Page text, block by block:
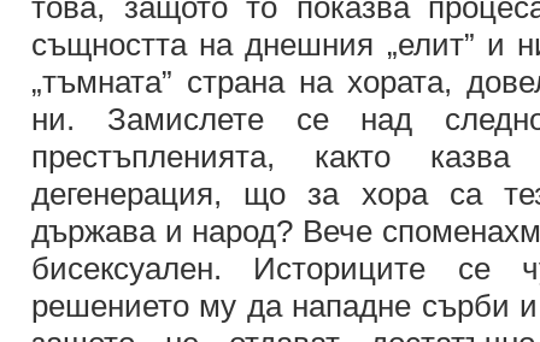
това, защото то показва
същността на днешния „елит” и
„тъмната” страна на хората,
ни. Замислете се над
престъпленията, както
дегенерация, що за хора са
държава и народ? Вече
бисексуален. Историците се
решението му да нападне сърби и